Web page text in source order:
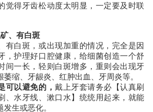
觉得牙齿松动度太明显，一定要及时联
、有白斑
有白斑，或出现加重的情况，完全是因
，护理好口腔健康，给细菌创造一个舒
间一长，轻则白斑增多，重则会出现牙
缩、牙龈炎、红肿出血、牙周炎等。
可以避免的，戴上牙套请务必【认真刷
、水牙线、漱口水】统统用起来，就能
生或恶化。